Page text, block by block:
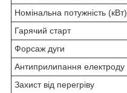
Номінальна потужність (кВт)
Гарячий старт
Форсаж дуги
Антиприлипання електроду
Захист від перегріву